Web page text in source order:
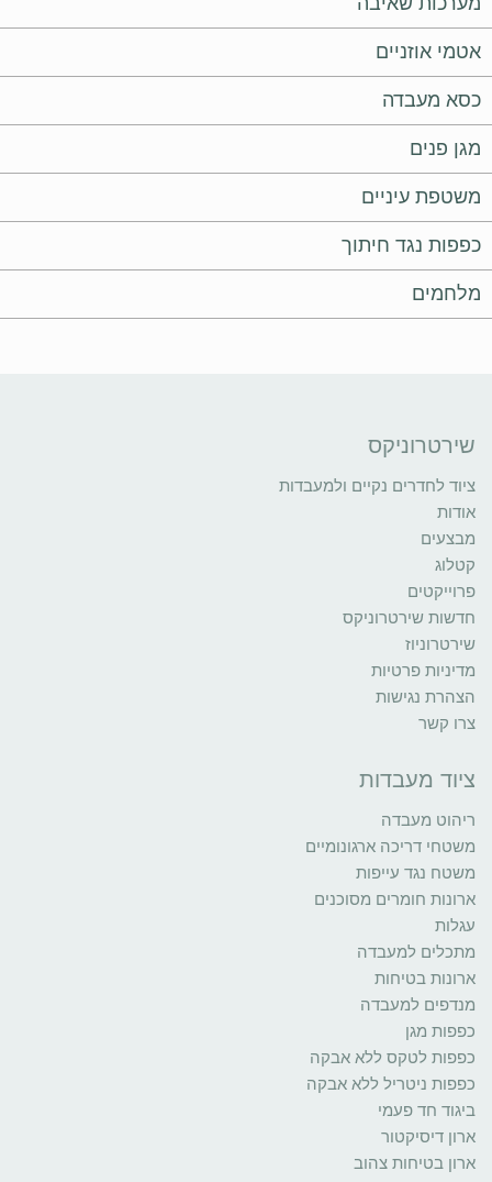
אטמי אוזניים
כסא מעבדה
מגן פנים
משטפת עיניים
כפפות נגד חיתוך
מלחמים
שירטרוניקס
ציוד לחדרים נקיים ולמעבדות
אודות
מבצעים
קטלוג
פרוייקטים
חדשות שירטרוניקס
שירטרוניוז
מדיניות פרטיות
הצהרת נגישות
צרו קשר
ציוד מעבדות
ריהוט מעבדה
משטחי דריכה ארגונומיים
משטח נגד עייפות
ארונות חומרים מסוכנים
עגלות
מתכלים למעבדה
ארונות בטיחות
מנדפים למעבדה
כפפות מגן
כפפות לטקס ללא אבקה
כפפות ניטריל ללא אבקה
ביגוד חד פעמי
ארון דיסיקטור
ארון בטיחות צהוב